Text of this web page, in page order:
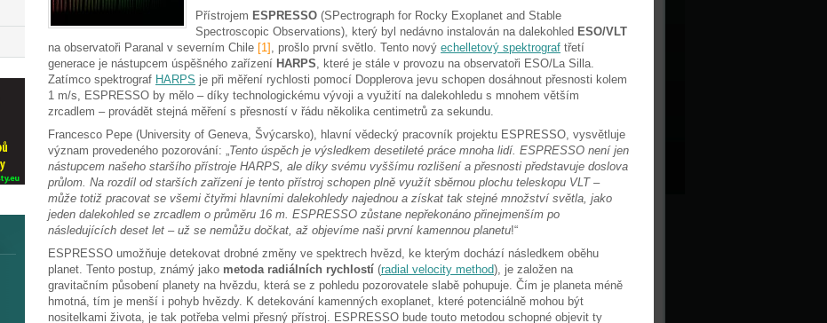
Přístrojem ESPRESSO (SPectrograph for Rocky Exoplanet and Stable
Spectroscopic Observations), který byl nedávno instalován na dalekohled ESO/VLT
na observatoři Paranal v severním Chile [1] , prošlo první světlo. Tento nový echelletový spektrograf třetí
generace je nástupcem úspěšného zařízení HARPS, které je stále v provozu na observatoři ESO/La Silla.
Zatímco spektrograf HARPS je při měření rychlosti pomocí Dopplerova jevu schopen dosáhnout přesnosti kolem
1 m/s, ESPRESSO by mělo – díky technologickému vývoji a využití na dalekohledu s mnohem větším
zrcadlem – provádět stejná měření s přesností v řádu několika centimetrů za sekundu.
Francesco Pepe (University of Geneva, Švýcarsko), hlavní vědecký pracovník projektu ESPRESSO, vysvětluje
význam provedeného pozorování: „Tento úspěch je výsledkem desetileté práce mnoha lidí. ESPRESSO není jen
nástupcem našeho staršího přístroje HARPS, ale díky svému vyššímu rozlišení a přesnosti představuje doslova
průlom. Na rozdíl od starších zařízení je tento přístroj schopen plně využít sběrnou plochu teleskopu VLT –
může totiž pracovat se všemi čtyřmi hlavními dalekohledy najednou a získat tak stejné množství světla, jako
jeden dalekohled se zrcadlem o průměru 16 m. ESPRESSO zůstane nepřekonáno přinejmenším po
následujících deset let – už se nemůžu dočkat, až objevíme naši první kamennou planetu!“
ESPRESSO umožňuje detekovat drobné změny ve spektrech hvězd, ke kterým dochází následkem oběhu
planet. Tento postup, známý jako metoda radiálních rychlostí (radial velocity method), je založen na
gravitačním působení planety na hvězdu, která se z pohledu pozorovatele slabě pohupuje. Čím je planeta méně
hmotná, tím je menší i pohyb hvězdy. K detekování kamenných exoplanet, které potenciálně mohou být
nositelkami života, je tak potřeba velmi přesný přístroj. ESPRESSO bude touto metodou schopné objevit ty